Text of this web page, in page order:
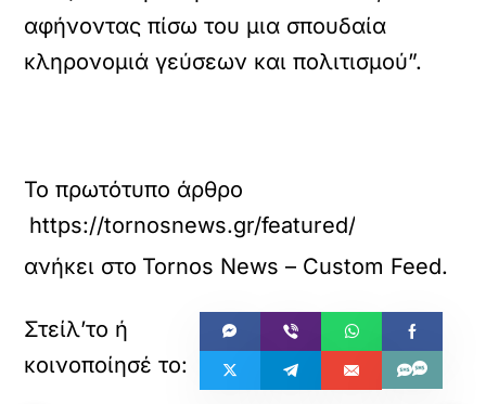
αφήνοντας πίσω του μια σπουδαία
κληρονομιά γεύσεων και πολιτισμού”.
Το πρωτότυπο άρθρο
https://tornosnews.gr/featured/efyge-
ανήκει στο Tornos News – Custom Feed.